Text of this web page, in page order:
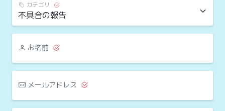
カテゴリ
お名前
メールアドレス